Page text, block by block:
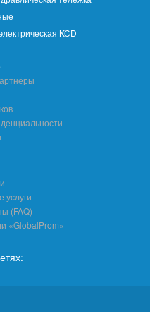
KCD
услуги
(FAQ)
«GlobalProm»